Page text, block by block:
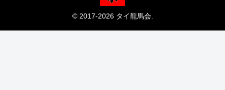
© 2017-2026 タイ龍馬会.